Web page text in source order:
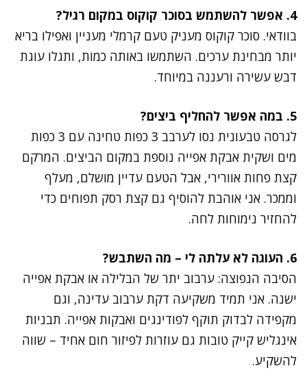
4. אפשר להשתמש בסוכר קוקוס במקום רגיל?
בוודאי. סוכר קוקוס מעניק טעם קרמלי מעניין ואפילו בריא
יותר מבחינת ערכים. השתמשו באותה כמות, ותגלו עוגת
דבש עשירה ורעננה במיוחד.
5. במה אפשר להחליף ביצים?
לגרסה טבעונית נסו לערבב 3 כפות טחינה עם 3 כפות
מים ושקית אבקת אפייה נוספת במקום הביצים. המרקם
קצת פחות אוורירי, אבל הטעם עדיין מושלם, מעלף
וממכר. אני אוהבת להוסיף גם קצת רסק תפוחים כדי
להחזיר נימוחות לחה.
6. העוגה לא עלתה לי – מה השתבש?
הסיבה הנפוצה: ערבוב יתר של הבלילה או אבקת אפייה
ישנה. אני תמיד משקיעה דקת ערבוב עדינה, וגם
מקפידה לבדוק תוקף לפודינגים ואבקות אפייה. תבניות
אינגליש קייק טובות גם עוזרות לפיזור חום אחיד – שווה
להשקיע.